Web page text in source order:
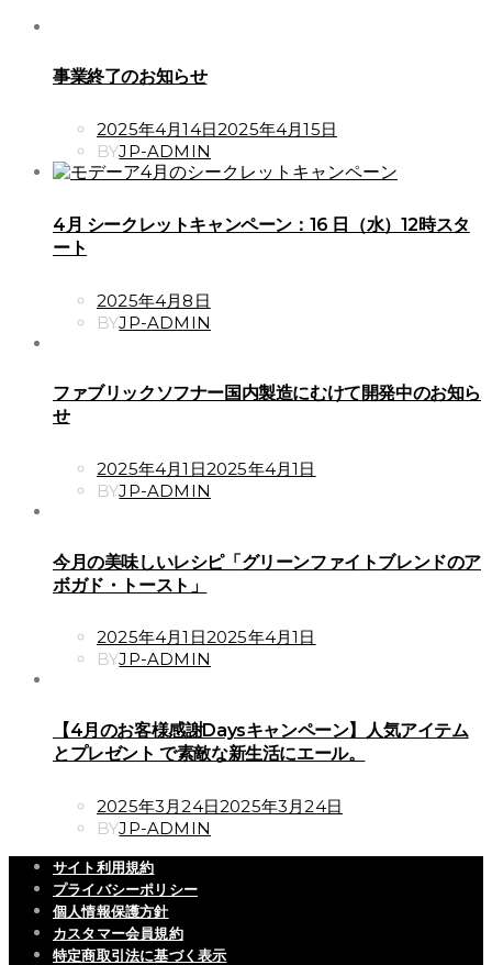
事業終了のお知らせ
POSTED
ON
2025年4月14日2025年4月15日
BYJP-ADMIN
4月 シークレットキャンペーン：16 日（水）12時スタ
ート
POSTED
ON
2025年4月8日
BYJP-ADMIN
ファブリックソフナー国内製造にむけて開発中のお知ら
せ
POSTED
ON
2025年4月1日2025年4月1日
BYJP-ADMIN
今月の美味しいレシピ「グリーンファイトブレンドのア
ボガド・トースト」
POSTED
ON
2025年4月1日2025年4月1日
BYJP-ADMIN
【4月のお客様感謝Daysキャンペーン】人気アイテム
とプレゼント で素敵な新生活にエール。
POSTED
ON
2025年3月24日2025年3月24日
BYJP-ADMIN
サイト利用規約
プライバシーポリシー
個人情報保護方針
カスタマー会員規約
特定商取引法に基づく表示